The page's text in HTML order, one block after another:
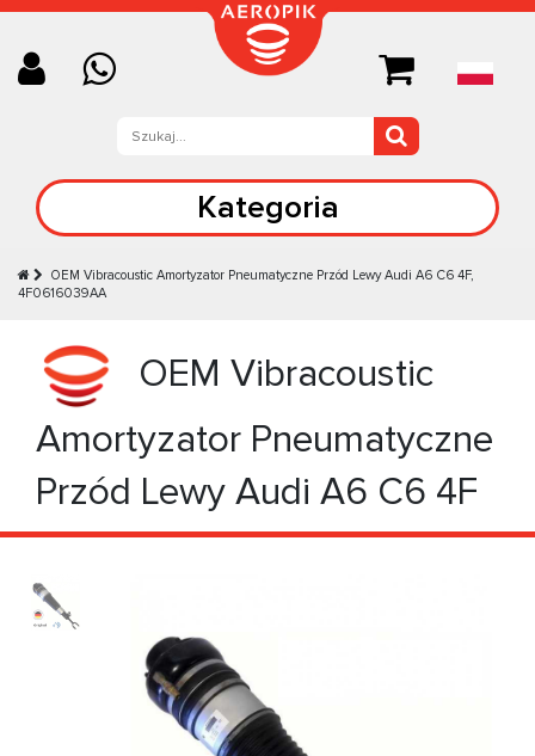
Kategoria
OEM Vibracoustic Amortyzator Pneumatyczne Przód Lewy Audi A6 C6 4F,
4F0616039AA
OEM Vibracoustic
Amortyzator Pneumatyczne
Przód Lewy Audi A6 C6 4F